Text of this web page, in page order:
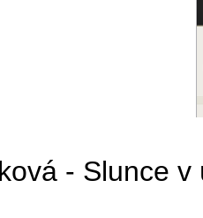
- Slunce v